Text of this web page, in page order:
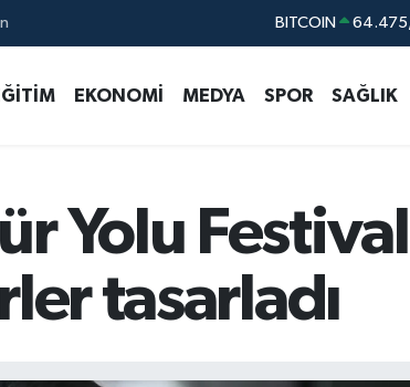
EKONOMİ MEDYA SPOR SAĞLIK
Yolu
tasarladı